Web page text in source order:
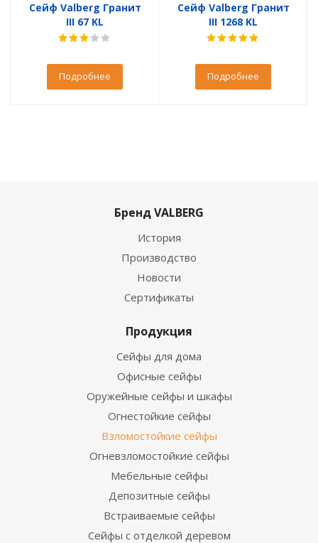
Сейф Valberg Гранит
III 67 KL
Подробнее
Сейф Valberg Гранит
III 1268 KL
Подробнее
Бренд VALBERG
История
Производство
Новости
Сертификаты
Продукция
Сейфы для дома
Офисные сейфы
Оружейные сейфы и шкафы
Огнестойкие сейфы
Взломостойкие сейфы
Огневзломостойкие сейфы
Мебельные сейфы
Депозитные сейфы
Встраиваемые сейфы
Сейфы с отделкой деревом